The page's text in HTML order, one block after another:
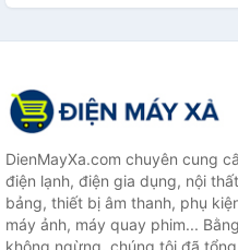
DienMayXa.com chuyên cung
điện lạnh, điện gia dụng, nội
bảng, thiết bị âm thanh, phụ
máy ảnh, máy quay phim...
không ngừng, chúng tôi đã